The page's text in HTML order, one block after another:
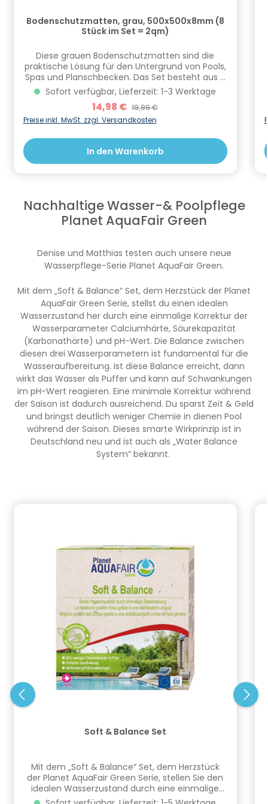
Bodenschutzmatten, grau, 500x500x8mm (8
Stück im Set = 2qm)
Diese grauen Bodenschutzmatten sind die
praktische Lösung für den Untergrund von Pools,
Spas und Planschbecken. Das Set besteht aus 8
Matten mit jeweils 500 x 500 x 8 mm und deckt
eine Gesamtfläche von 2 m² ab. Durch das
clevere Puzzle-System lassen sich die Matten
schnell verlegen, flexibel anpassen und bei
Oberfläche ist schmutzabweisend und
rutschfest und sorgt damit für eine sichere und
pflegeleichte Nutzung. Durch das dickere 8 mm
verbessern sie die geräuschdämmende und
wärmeisolierende Wirkung, wodurch der
Poolbereich insgesamt angenehmer
Matte: 500 x 500 x 8 mmInhalt: 8 Stück pro
SetGesamtfläche: 2 m²Für Pools, Spas und
Planschbecken geeignetNicht als alleinige
geeignetEmpfohlener Aufbau: Bodenplatte +
Bodenschutzmatten + Vlies Informationen zur
Produktsicherheit Hersteller/EU Verantwortliche
Person: CF Group Deutschland GmbH,
Bahnhofstraße 68, 73240 Wendlingen, DE,
info.de@cf.group, +4970244048100
Gefahrstoffhinweise (falls vorhanden):
Sofort verfügbar, Lieferzeit: 1-3 Werktage
Verkaufspreis:
14,98 € Regulärer Preis:
19,99 €
Preise inkl. MwSt. zzgl. Versandkosten
In den Warenkorb
Nachhaltige Wasser-& Poolpflege
Planet AquaFair Green
Denise und Matthias testen auch unsere neue
Wasserpflege-Serie Planet AquaFair Green.
Mit dem „Soft & Balance“ Set, dem Herzstück der Planet
AquaFair Green Serie, stellst du einen idealen
Wasserzustand her durch eine einmalige Korrektur der
Wasserparameter Calciumhärte, Säurekapazität
(Karbonathärte) und pH-Wert. Die Balance zwischen
diesen drei Wasserparametern ist fundamental für die
Wasseraufbereitung. Ist diese Balance erreicht, dann
wirkt das Wasser als Puffer und kann auf Schwankungen
im pH-Wert reagieren. Eine minimale Korrektur während
der Saison ist dadurch ausreichend. Du sparst Zeit & Geld
und bringst deutlich weniger Chemie in dienen Pool
während der Saison. Dieses smarte Wirkprinzip ist in
Deutschland neu und ist auch als „Water Balance
System“ bekannt.
Soft & Balance Set
Mit dem „Soft & Balance“ Set, dem Herzstück
der Planet AquaFair Green Serie, stellen Sie den
idealen Wasserzustand durch eine einmalige
Korrektur der Wasserparameter Calciumhärte,